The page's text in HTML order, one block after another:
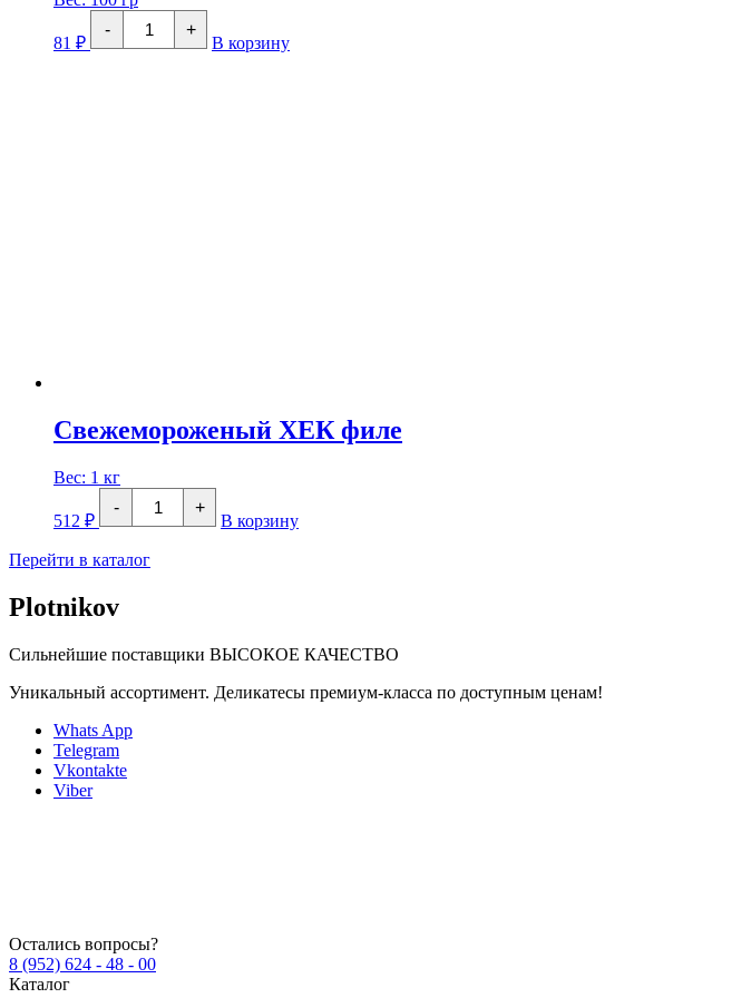
81 ₽
-
Количество
товара
Горбуша
+
В корзину
Свежемороженый ХЕК филе
Вес: 1 кг
512 ₽
-
Количество
товара
Свежемороженый
филе
+
В корзину
Перейти в каталог
Plotnikov
Сильнейшие поставщики ВЫСОКОЕ КАЧЕСТВО
Уникальный ассортимент. Деликатесы премиум-класса по доступным ценам!
Whats App
Telegram
Vkontakte
Viber
Остались вопросы?
8 (952) 624 - 48 - 00
Каталог